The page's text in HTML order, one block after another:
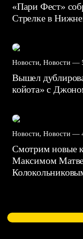
«Пари Фест»
Стрелке в
Новости, Новости —
Вышел
койота» с
Новости, Новости —
Смотрим новые
Максимом